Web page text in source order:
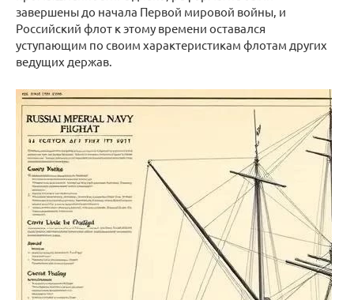
завершены до начала Первой мировой войны, и
Российский флот к этому времени оставался
уступающим по своим характеристикам флотам других
ведущих держав.